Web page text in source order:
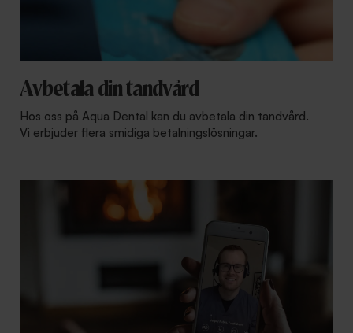
Avbetala din tandvård
Hos oss på Aqua Dental kan du avbetala din tandvård.
Vi erbjuder flera smidiga betalningslösningar.